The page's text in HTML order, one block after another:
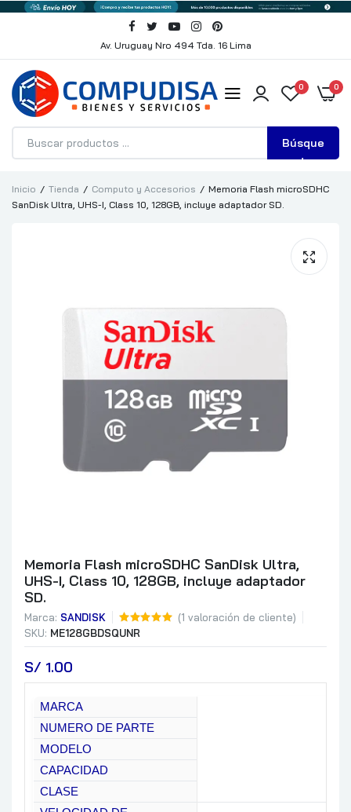
Av. Uruguay Nro 494 Tda. 16 Lima
Búsque
da
0 0
Inicio Tienda Computo y Accesorios
Memoria Flash microSDHC
SanDisk Ultra, UHS-I, Class 10, 128GB, incluye adaptador SD.
Memoria Flash microSDHC SanDisk Ultra,
UHS-I, Class 10, 128GB, incluye adaptador
SD.
Marca: SANDISK (1 valoración de cliente)
SKU: ME128GBDSQUNR
S/ 1.00
MARCA
NUMERO DE PARTE
MODELO
CAPACIDAD
CLASE